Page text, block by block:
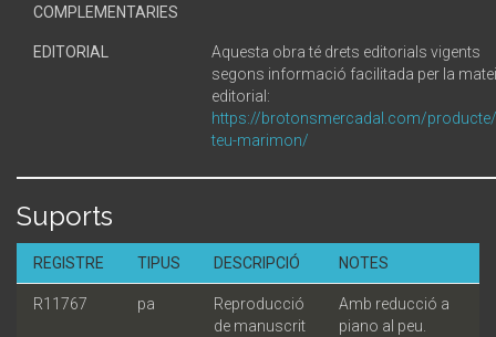
COMPLEMENTARIES
EDITORIAL
Aquesta obra té drets editorials vigents
segons informació facilitada per la
editorial:
https://brotonsmercadal.com/
teu-marimon/
Suports
REGISTRE TIPUS DESCRIPCIÓ NOTES
R11767 pa
Reproducció
de manuscrit
Amb reducció a
piano al peu.